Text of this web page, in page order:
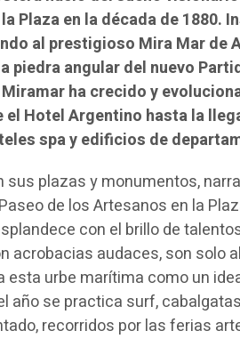
Plaza en la década de 1880.
al prestigioso Mira Mar de
piedra angular del nuevo
ha crecido y
el Hotel Argentino hasta la
spa y edificios de
sus plazas y monumentos,
de los Artesanos en la
con el brillo de
acrobacias audaces, son solo
esta urbe marítima como un
año se practica surf,
recorridos por las ferias